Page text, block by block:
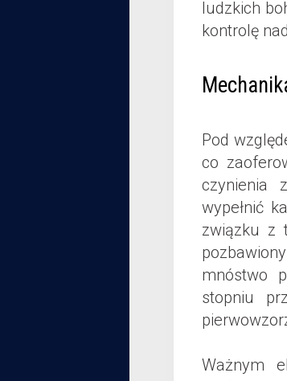
ludzkich
kontrolę
Pod
co
czynienia
wypełnić
związku z
mnóstwo
stopniu
Ważnym